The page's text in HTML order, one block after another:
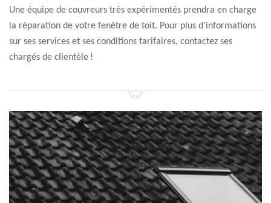
Une équipe de couvreurs très expérimentés prendra en charge
la réparation de votre fenêtre de toit. Pour plus d’informations
sur ses services et ses conditions tarifaires, contactez ses
chargés de clientèle !